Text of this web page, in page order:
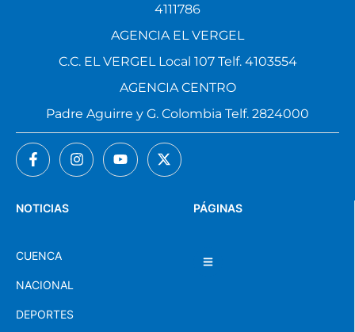
PÁGINAS
NOTICIAS
CUENCA
NACIONAL
DEPORTES
4111786
AGENCIA EL VERGEL
C.C. EL VERGEL Local 107 Telf. 4103554
AGENCIA CENTRO
Padre Aguirre y G. Colombia Telf. 2824000